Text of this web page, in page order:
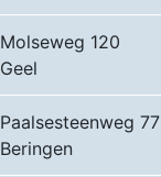
Molseweg 120
Geel
Paalsesteenweg 77
Beringen